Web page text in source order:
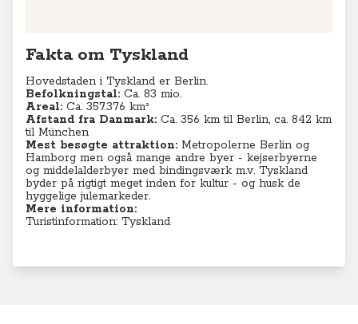
Fakta om Tyskland
Hovedstaden i Tyskland er Berlin.
Befolkningstal: Ca. 83 mio.
Areal: Ca. 357.376 km²
Afstand fra Danmark: Ca. 356 km til Berlin, ca. 842 km
til München
Mest besøgte attraktion: Metropolerne Berlin og
Hamborg men også mange andre byer - kejserbyerne
og middelalderbyer med bindingsværk m.v. Tyskland
byder på rigtigt meget inden for kultur - og husk de
hyggelige julemarkeder.
Mere information:
Turistinformation: Tyskland